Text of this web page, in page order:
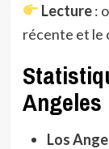
Lecture:
récente et le
Angeles
Los